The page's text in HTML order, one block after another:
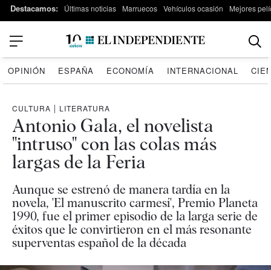
Destacamos: Últimas noticias Marruecos Vehículos ocasión Mejores
OPINIÓN ESPAÑA ECONOMÍA INTERNACIONAL
CULTURA | LITERATURA
Antonio Gala, el novelista
"intruso" con las colas más
largas de la Feria
Aunque se estrenó de manera tardía en la
novela, 'El manuscrito carmesí', Premio Planeta
1990, fue el primer episodio de la larga serie de
éxitos que le convirtieron en el más resonante
superventas español de la década